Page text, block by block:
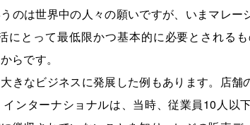
のは世界中の人々の願いですが、いまマレー
にとって最低限かつ基本的に必要とされる
らです。
きなビジネスに発展した例もあります。店舗
ンターナショナルは、当時、従業員10人以